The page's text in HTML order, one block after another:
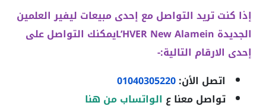
إذا كنت تريد التواصل مع إحدى مبيعات ليفير العلمين
الجديدة L’HVER New Alameinيمكنك التواصل على
إحدى الارقام التالية:-
اتصل الأن:01040305220
تواصل معنا ع الواتساب من هنا